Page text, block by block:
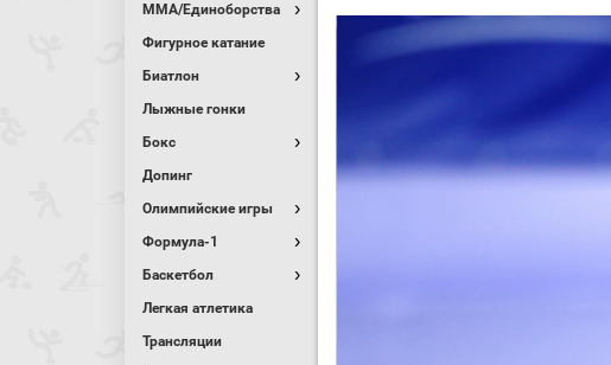
MMA/Единоборства
Фигурное катание
Биатлон
Лыжные гонки
Бокс
Допинг
Олимпийские игры
Формула-1
Баскетбол
Легкая атлетика
Трансляции